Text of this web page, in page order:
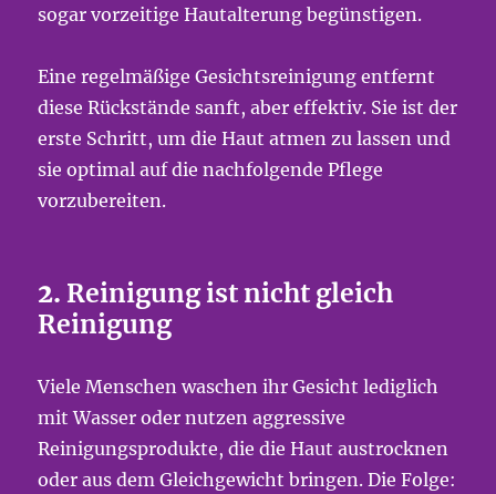
sogar vorzeitige Hautalterung begünstigen.
Eine regelmäßige Gesichtsreinigung entfernt
diese Rückstände sanft, aber effektiv. Sie ist der
erste Schritt, um die Haut atmen zu lassen und
sie optimal auf die nachfolgende Pflege
vorzubereiten.
2.Reinigung ist nicht gleich
Reinigung
Viele Menschen waschen ihr Gesicht lediglich
mit Wasser oder nutzen aggressive
Reinigungsprodukte, die die Haut austrocknen
oder aus dem Gleichgewicht bringen. Die Folge: